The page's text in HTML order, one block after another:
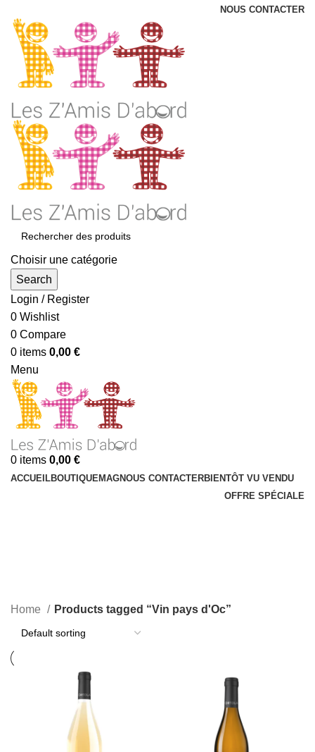
NOUS CONTACTER
Choisir une catégorie
Search
Login / Register
0 Wishlist
0 Compare
0 items 0,00 €
Menu
0 items 0,00 €
ACCUEILBOUTIQUEMAGNOUS CONTACTERBIENTÔT VU VENDU
OFFRE SPÉCIALE
Home Products tagged “Vin pays d'Oc”